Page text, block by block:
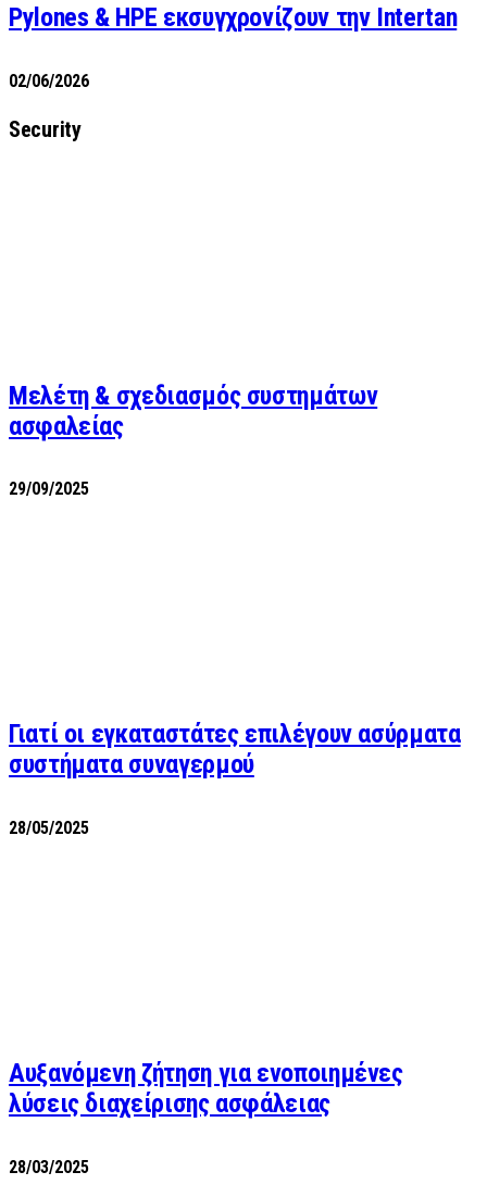
Pylones & HPE εκσυγχρονίζουν την Intertan
02/06/2026
Security
Μελέτη & σχεδιασμός συστημάτων
ασφαλείας
29/09/2025
Γιατί οι εγκαταστάτες επιλέγουν ασύρματα
συστήματα συναγερμού
28/05/2025
Αυξανόμενη ζήτηση για ενοποιημένες
λύσεις διαχείρισης ασφάλειας
28/03/2025